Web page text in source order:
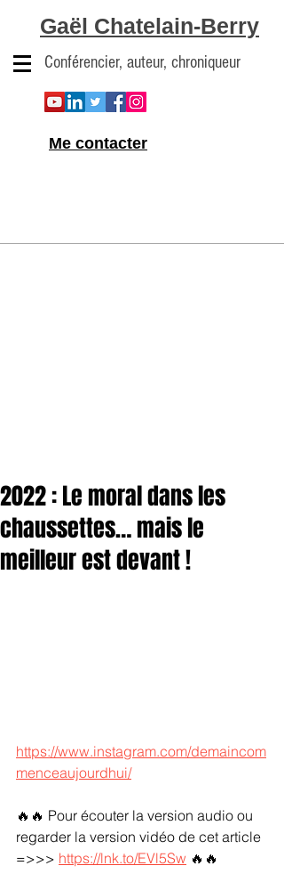
Gaël Chatelain-Berry
Conférencier, auteur, chroniqueur
Me contacter
2022 : Le moral dans les
chaussettes… mais le
meilleur est devant !
https://www.instagram.com/demaincom
menceaujourdhui/
🔥🔥 Pour écouter la version audio ou
regarder la version vidéo de cet article
=>>> https://lnk.to/EVl5Sw 🔥🔥